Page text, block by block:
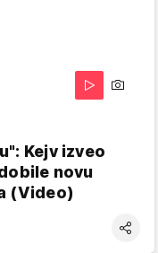
Kejv izveo
novu
(Video)